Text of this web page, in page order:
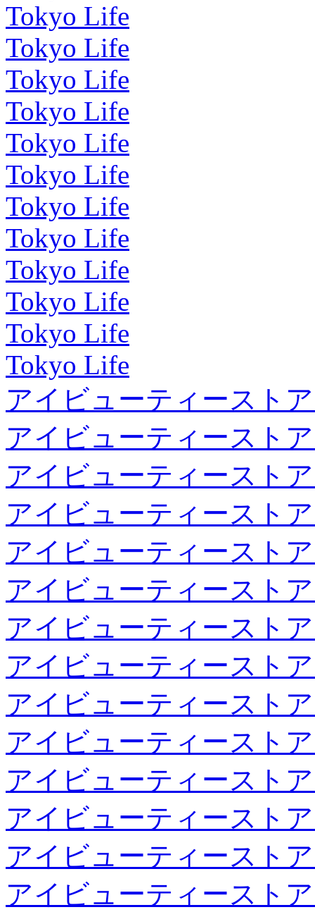
Tokyo Life
Tokyo Life
Tokyo Life
Tokyo Life
Tokyo Life
Tokyo Life
Tokyo Life
Tokyo Life
Tokyo Life
Tokyo Life
Tokyo Life
Tokyo Life
アイビューティースト
アイビューティースト
アイビューティースト
アイビューティースト
アイビューティースト
アイビューティースト
アイビューティースト
アイビューティースト
アイビューティースト
アイビューティースト
アイビューティースト
アイビューティースト
アイビューティースト
アイビューティースト